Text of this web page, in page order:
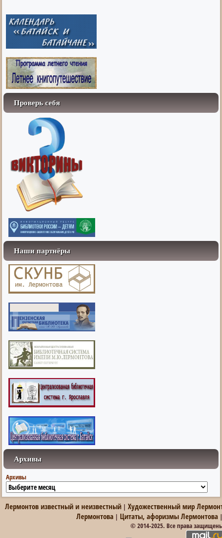
Проверь себя
Наши партнёры
Архивы
Архивы
Лермонтов известный и неизвестный |Художественный мир
Лермонтова | Цитаты, афоризмы Лермонтова
© 2014-2025. Все права